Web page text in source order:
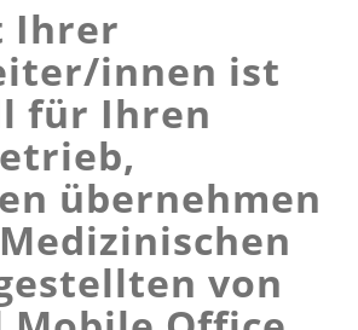
Ihrer
innen ist
für Ihren
übernehmen
von